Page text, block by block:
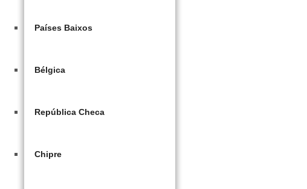
Países Baixos
Bélgica
República Checa
Chipre